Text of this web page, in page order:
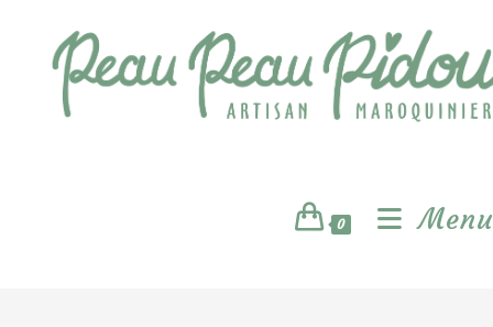
0 Menu